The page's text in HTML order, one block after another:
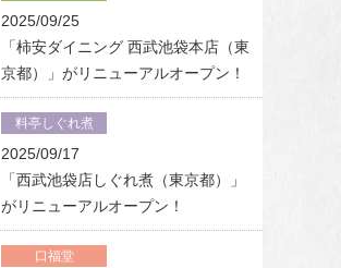
2025/09/25
「柿安ダイニング 西武池袋本店（東
京都）」がリニューアルオープン！
料亭しぐれ煮
2025/09/17
「西武池袋店しぐれ煮（東京都）」
がリニューアルオープン！
口福堂